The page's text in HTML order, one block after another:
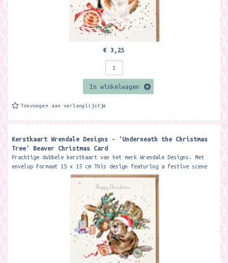
€ 3,25
In winkelwagen
Toevoegen aan verlanglijstje
Kerstkaart Wrendale Designs - 'Underneath the Christmas
Tree' Beaver Christmas Card ​
Prachtige dubbele kerstkaart van het merk Wrendale Designs. Met
envelop Formaat 15 x 15 cm This design featuring a festive scene